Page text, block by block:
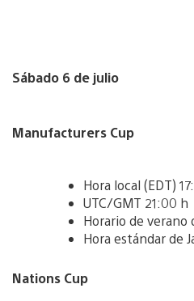
Sábado 6 de julio
Manufacturers Cup
Hora local (EDT)
UTC/GMT 21:00 h
Horario de verano
Hora estándar de
Nations Cup